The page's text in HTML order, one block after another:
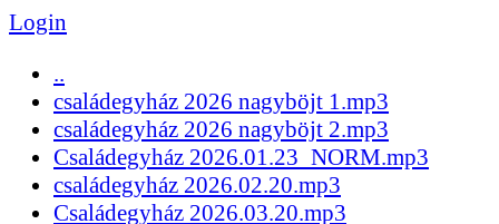
Login
..
családegyház 2026 nagyböjt 1.mp3
családegyház 2026 nagyböjt 2.mp3
Családegyház 2026.01.23_NORM.mp3
családegyház 2026.02.20.mp3
Családegyház 2026.03.20.mp3